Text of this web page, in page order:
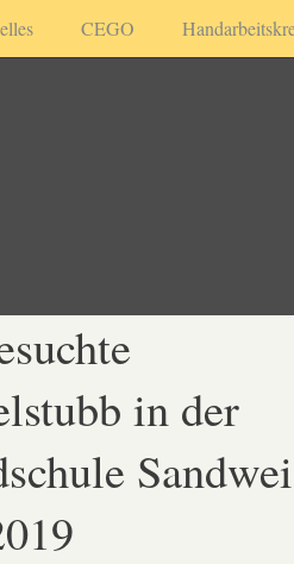
CEGO
in der